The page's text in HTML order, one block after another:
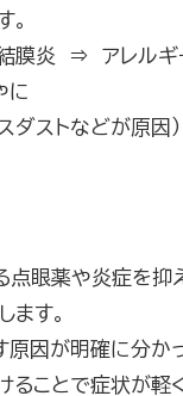
。
膜炎 ⇒ アレルギ
に
ダストなどが原因）
点眼薬や炎症を抑
ます。
原因が明確に分か
ることで症状が軽く